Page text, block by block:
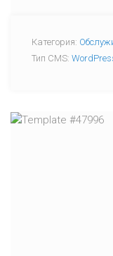
Категория:
Тип CMS: